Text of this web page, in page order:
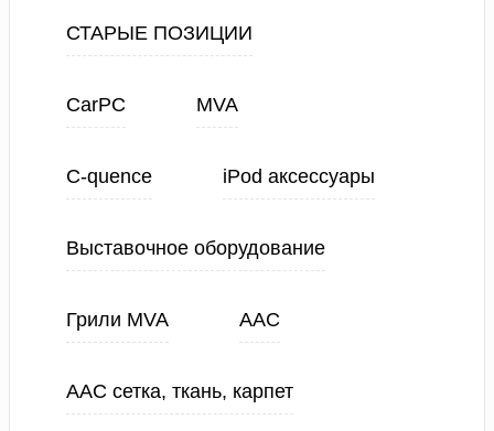
СТАРЫЕ ПОЗИЦИИ
CarPC MVA
C-quence iPod аксессуары
Выставочное оборудование
Грили MVA ААС
ААС сетка, ткань, карпет